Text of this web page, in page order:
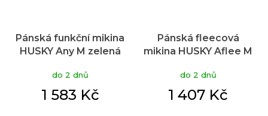
Pánská funkční mikina
HUSKY Any M zelená
do 2 dnů
1 583 Kč
Pánská fleecová
mikina HUSKY Aflee M
do 2 dnů
1 407 Kč